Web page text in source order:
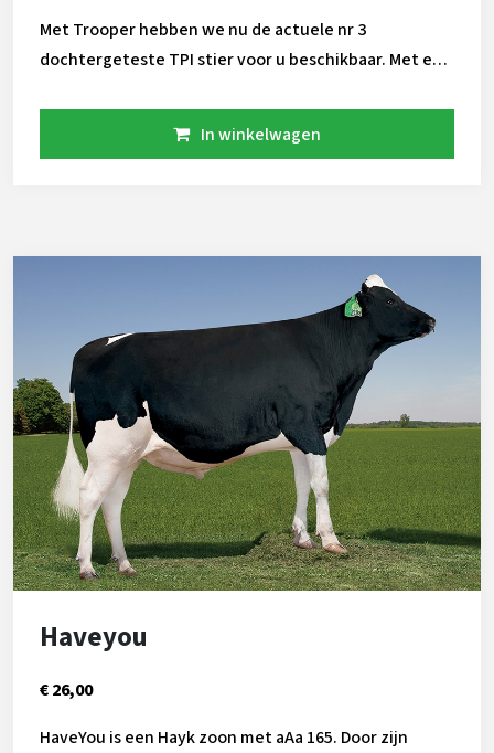
Met Trooper hebben we nu de actuele nr 3
dochtergeteste TPI stier voor u beschikbaar. Met een
geeft hij veel betrouwbaarheid. Zijn index bestaat uit
Sheepster. Hiermee krijgt hij veel invloed in het
koe die teveel melk geeft. Er is een wachtlijst voor
In winkelwagen
Haveyou
€ 26,00
HaveYou is een Hayk zoon met aAa 165. Door zijn